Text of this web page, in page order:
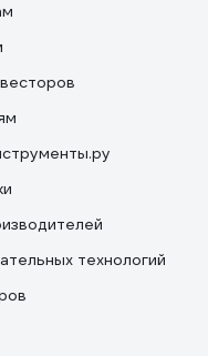
технологий